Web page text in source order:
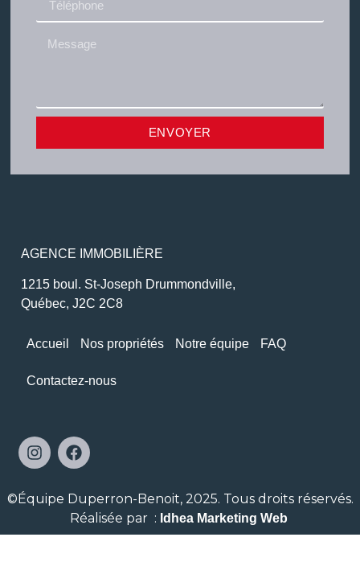
ENVOYER
AGENCE IMMOBILIÈRE
1215 boul. St-Joseph Drummondville,
Québec, J2C 2C8
Accueil Nos propriétés Notre équipe FAQ
Contactez-nous
©Équipe Duperron-Benoit, 2025. Tous droits réservés.
Réalisée par : Idhea Marketing Web